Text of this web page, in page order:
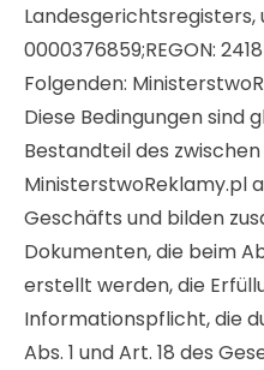
Landesgerichtsregisters,
0000376859;REGON:
Folgenden:
Diese Bedingungen sind
Bestandteil des
MinisterstwoReklamy.pl
Geschäfts und bilden
Dokumenten, die beim
erstellt werden, die
Informationspflicht, die
Abs. 1 und Art. 18 des